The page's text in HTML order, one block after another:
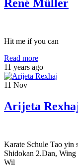
René Müller
Hit me if you can
Read more
11 years ago
11 Nov
Arijeta
Karate Schule Tao yin
Shidokan 2.Dan,
Wil